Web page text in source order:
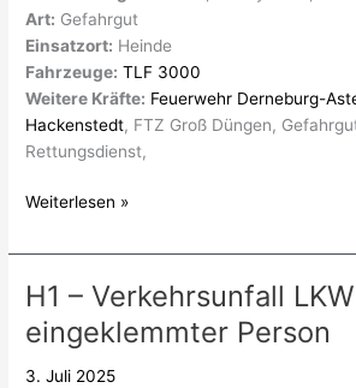
Art: Gefahrgut
Einsatzort: Heinde
Fahrzeuge: TLF 3000
Weitere Kräfte: Feuerwehr Derneburg-
Hackenstedt, FTZ Groß Düngen,
Rettungsdienst,
Weiterlesen »
H1 – Verkehrsunfall
eingeklemmter Person
3. Juli 2025
H1
Verkehrsunfall
LKW